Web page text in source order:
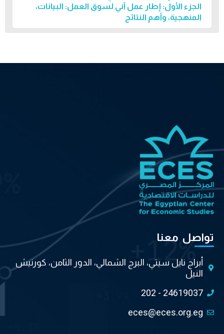
الجزء الأول: إطار عمل آني لسوق العمل: البيانات،
المنهجية، وأهم النتائج
تواصل معنا
أبراج نايل سيتي، البرج الشمالي، الدور الثامن، كورنيش
النيل
202 - 24619037
eces@eces.org.eg